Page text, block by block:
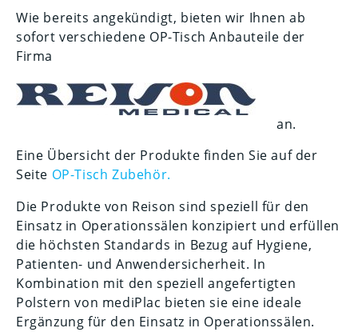
Wie bereits angekündigt, bieten wir Ihnen ab
sofort verschiedene OP-Tisch Anbauteile der
Firma
an.
Eine Übersicht der Produkte finden Sie auf der
Seite OP-Tisch Zubehör.
Die Produkte von Reison sind speziell für den
Einsatz in Operationssälen konzipiert und erfüllen
die höchsten Standards in Bezug auf Hygiene,
Patienten- und Anwendersicherheit. In
Kombination mit den speziell angefertigten
Polstern von mediPlac bieten sie eine ideale
Ergänzung für den Einsatz in Operationssälen.